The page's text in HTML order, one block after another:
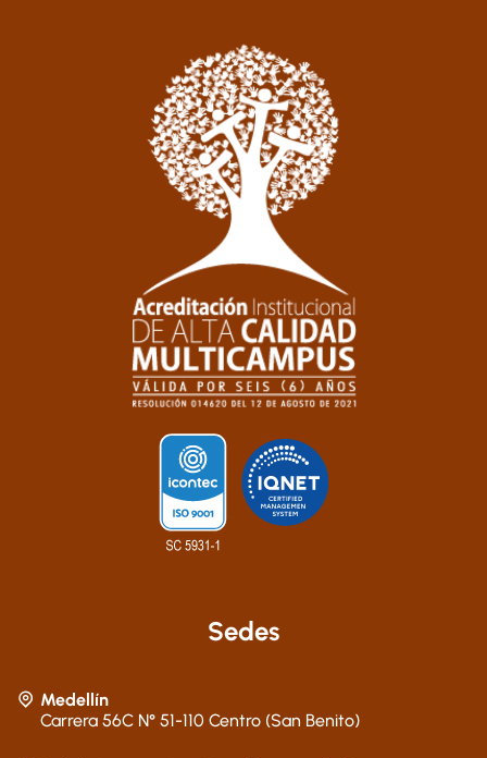
Sedes
Medellín
Carrera 56C N° 51-110 Centro (San Benito)